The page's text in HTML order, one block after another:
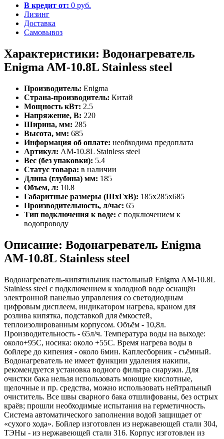
В кредит от: 0 руб.
Лизинг
Доставка
Самовывоз
Характеристики: Водонагреватель
Enigma AM-10.8L Stainless steel
Производитель: Enigma
Страна-производитель: Китай
Мощность кВт: 2.5
Напряжение, В: 220
Ширина, мм: 285
Высота, мм: 685
Информация об оплате: необходима предоплата
Артикул: AM-10.8L Stainless steel
Вес (без упаковки): 5.4
Статус товара: в наличии
Длина (глубина) мм: 185
Объем, л: 10.8
Габаритные размеры (ШхГхВ): 185x285x685
Производительность, л/час: 65
Тип подключения к воде: с подключением к
водопроводу
Описание: Водонагреватель Enigma
AM-10.8L Stainless steel
Водонагреватель-кипятильник настольный Enigma AM-10.8L
Stainless steel с подключением к холодной воде оснащён
электронной панелью управления со светодиодным
цифровым дисплеем, индикатором нагрева, краном для
розлива кипятка, подставкой для ёмкостей,
теплоизолированным корпусом. Объём - 10,8л.
Производительность - 65л/ч. Температура воды на выходе:
около+95С, носика: около +55С. Время нагрева воды в
бойлере до кипения - около 6мин. Каплесборник - съёмный.
Водонагреватель не имеет функции удаления накипи,
рекомендуется установка водного фильтра снаружи. Для
очистки бака нельзя использовать моющие кислотные,
щелочные и пр. средства, можно использовать нейтральный
очиститель. Все швы сварного бака отшлифованы, без острых
краёв; прошли необходимые испытания на герметичность.
Система автоматического заполнения водой защищает от
«сухого хода». Бойлер изготовлен из нержавеющей стали 304,
ТЭНы - из нержавеющей стали 316. Корпус изготовлен из